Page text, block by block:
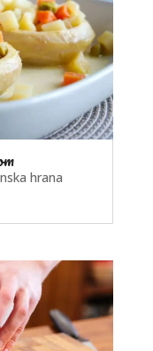
hrana